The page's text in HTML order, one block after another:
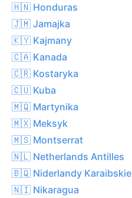
🇭🇳 Honduras
🇯🇲 Jamajka
🇰🇾 Kajmany
🇨🇦 Kanada
🇨🇷 Kostaryka
🇨🇺 Kuba
🇲🇶 Martynika
🇲🇽 Meksyk
🇲🇸 Montserrat
🇳🇱 Netherlands Antilles
🇧🇶 Niderlandy Karaibskie
🇳🇮 Nikaragua